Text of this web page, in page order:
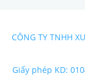
CÔNG TY TNHH
Giấy phép KD: